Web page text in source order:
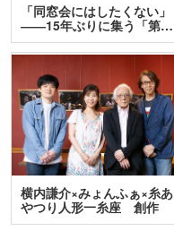
「同窓会にはしたくない」
――15年ぶりに集う「第…
横内謙介×みょんふぁ×糸あ
やつり人形一糸座 創作
人…